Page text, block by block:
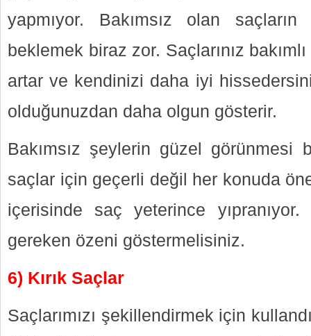
yapmıyor. Bakımsız olan
beklemek biraz zor. Saçlarınız
artar ve kendinizi daha iyi
olduğunuzdan daha olgun gösterir.
Bakımsız şeylerin güzel görünmesi
saçlar için geçerli değil her konuda
içerisinde saç yeterince yıpranıyor.
gereken özeni göstermelisiniz.
6) Kırık Saçlar
Saçlarımızı şekillendirmek için